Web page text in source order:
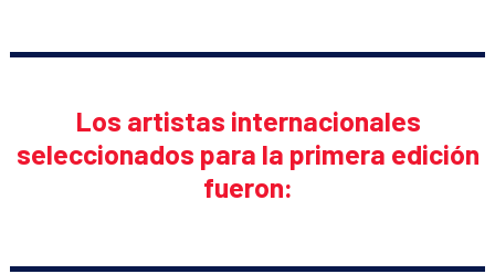
Los artistas internacionales
seleccionados para la primera edición
fueron: